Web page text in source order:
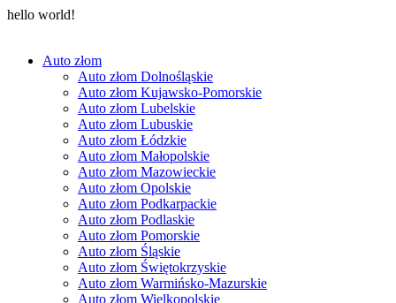
hello world!
Auto złom
Auto złom Dolnośląskie
Auto złom Kujawsko-Pomorskie
Auto złom Lubelskie
Auto złom Lubuskie
Auto złom Łódzkie
Auto złom Małopolskie
Auto złom Mazowieckie
Auto złom Opolskie
Auto złom Podkarpackie
Auto złom Podlaskie
Auto złom Pomorskie
Auto złom Śląskie
Auto złom Świętokrzyskie
Auto złom Warmińsko-Mazurskie
Auto złom Wielkopolskie